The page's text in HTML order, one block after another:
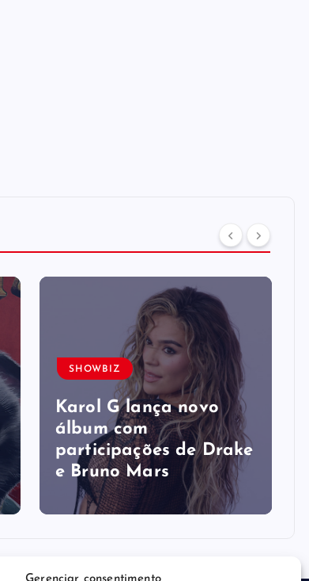
SHOWBIZ
Karol G lança novo
álbum com
participações de Drake
e Bruno Mars